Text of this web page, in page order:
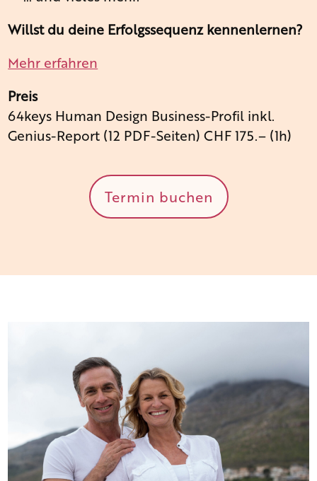
Willst du deine Erfolgssequenz kennenlernen?
Mehr erfahren
Preis
64keys Human Design Business-Profil inkl.
Genius-Report (12 PDF-Seiten) CHF 175.– (1h)
Termin buchen